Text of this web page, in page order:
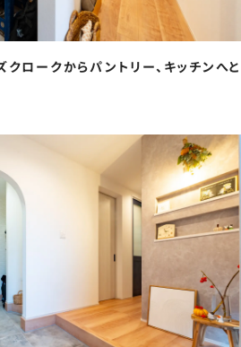
クロークからパントリー、キッチンへと